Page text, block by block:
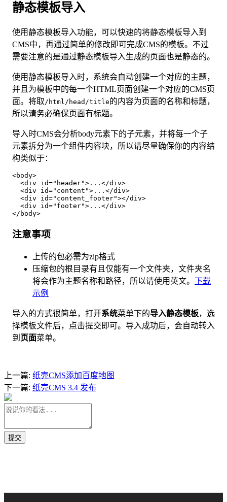
静态模板导入
使用静态模板导入功能，可以快速的将静态模板导入到
CMS中，再通过简单的修改即可完成CMS的模板。不过
需要注意的是通过静态模板导入生成的页面也是静态的。
使用静态模板导入时，系统会自动创建一个对应的主题，
并且为模板中的每一个HTML页面创建一个对应的CMS页
面。将取 /html/head/title的内容为页面的名称和标题，
所以请务必确保页面有标题。
导入时CMS会分析body元素下的子元素，并将每一个子
元素拆分为一个组件内容块，所以请尽量确保你的内容结
构类似于：
<body>
  <div id="header">...</div>
  <div id="content">...</div>
  <div id="content_footer"></div>
  <div id="footer">...</div>
</body>
注意事项
上传的包必需为zip格式
压缩包的根目录有且仅能有一个文件夹，文件夹名
将会作为主题名称和路径，所以请使用英文。 下载
示例
导入的方式很简单，打开系统菜单下的导入静态模板，选
择模板文件后，点击提交即可。导入成功后，会自动转入
到 页面菜单。
上一篇: 纸壳CMS添加百度地图
下一篇: 纸壳CMS 3.4 发布